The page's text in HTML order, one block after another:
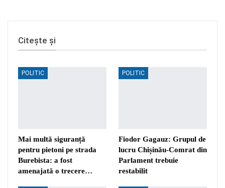
Citește și
POLITIC
Mai multă siguranță
pentru pietoni pe strada
Burebista: a fost
amenajată o trecere…
POLITIC
Fiodor Gagauz: Grupul de
lucru Chișinău-Comrat din
Parlament trebuie
restabilit